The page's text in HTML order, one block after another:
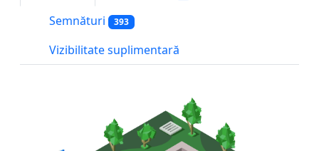
Semnături 393
Vizibilitate suplimentară